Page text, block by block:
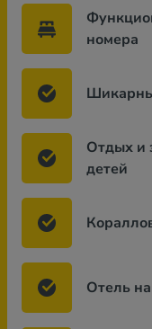
номера
Отдых и
детей
Отель